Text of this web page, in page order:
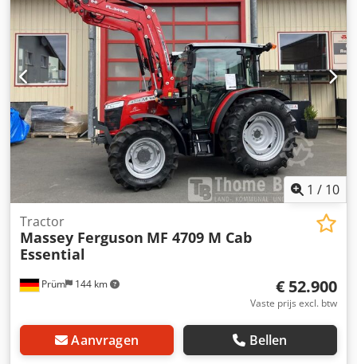
Standaarduitrusting/technische gegevens: MOTOR: Max.
vermogen: 180/245 kW/pk (ISO 14396) Crsdpfsvv Dp Nsx
Afnof Max. koppel: 1100 Nm Maximaal vermogen met
vermogensbeheer: 194/265 kW/pk Maximaal koppel met
vermogensbeheer: 1178 Nm 6 cilinders, 7,4 liter AGCO
Power - 74 LFNT-5D, CR, 4V Emissienorm (DOC+SC+SCR)
zonder uitlaatgasrecirculatie, fase 5 Elektronische
motorbesturing met Vistronic-ventilatorregeling
Motortoerentalgeheugen Powercore motorluchtfilter met
voorfilter voor grof vuil EasyCare koelerpakket Extra
brandstofforfilter met waterafscheider 500 liter
brandstoftank
1 / 10
Prüm 144 km
Tractor
Massey Ferguson MF 4709 M Cab
Essential
€ 52.900
Vaste prijs excl. btw
Aanvragen Bellen